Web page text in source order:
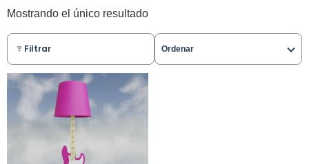
Mostrando el único resultado
Filtrar Ordenar